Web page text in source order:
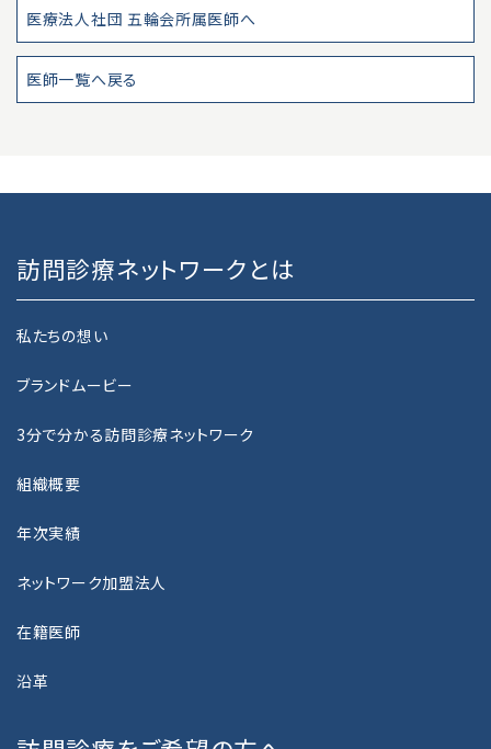
訪問診療をご希望の方へ
訪問診療をご希望の方へ
クリニック一覧
お知らせ
プライバシーポリシー
カスタマーハラスメントに関する基本指針
CONTACT
お問い合わせ
RECRUIT
医療法人社団 五輪会所属医師へ
医師一覧へ戻る
訪問診療ネットワークとは
私たちの想い
ブランドムービー
3分で分かる訪問診療ネットワーク
組織概要
年次実績
ネットワーク加盟法人
在籍医師
沿革